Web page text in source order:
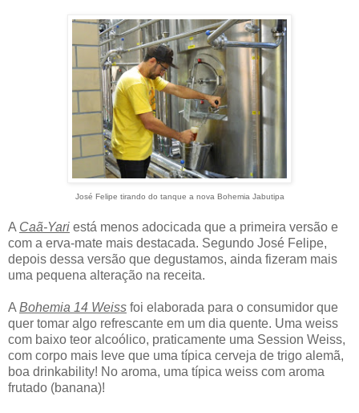
José Felipe tirando do tanque a nova Bohemia Jabutipa
A Caã-Yari está menos adocicada que a primeira versão e
com a erva-mate mais destacada. Segundo José Felipe,
depois dessa versão que degustamos, ainda fizeram mais
uma pequena alteração na receita.
A Bohemia 14 Weiss foi elaborada para o consumidor que
quer tomar algo refrescante em um dia quente. Uma weiss
com baixo teor alcoólico, praticamente uma Session Weiss,
com corpo mais leve que uma típica cerveja de trigo alemã,
boa drinkability! No aroma, uma típica weiss com aroma
frutado (banana)!